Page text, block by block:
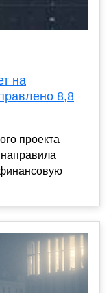
на
8,8
проекта